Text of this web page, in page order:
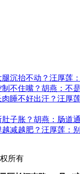
沉抬不动？汪厚莲
不住嘴？胡燕：不
睡不好出汗？汪厚
肚子胀？胡燕：肠道
减越肥？汪厚莲：
所有